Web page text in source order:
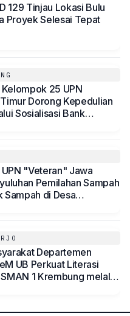
129 Tinjau Lokasi Bulu
Proyek Selesai Tepat
25 UPN
Dorong Kepedulian
Sosialisasi Bank
Tempat Sampah
"Veteran" Jawa
Pemilahan Sampah
Sampah di Desa
Departemen
UB Perkuat Literasi
1 Krembung melalui
Teknologi